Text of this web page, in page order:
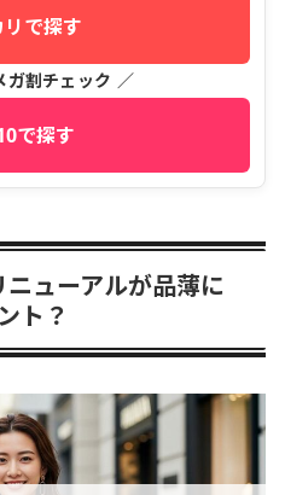
で探す
割チェック ／
で探す
ューアルが品薄に
ト？